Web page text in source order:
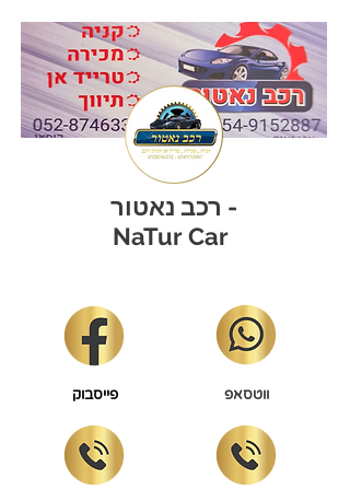
רכב נאטור -
NaTur Car
פייסבוק ווטסאפ